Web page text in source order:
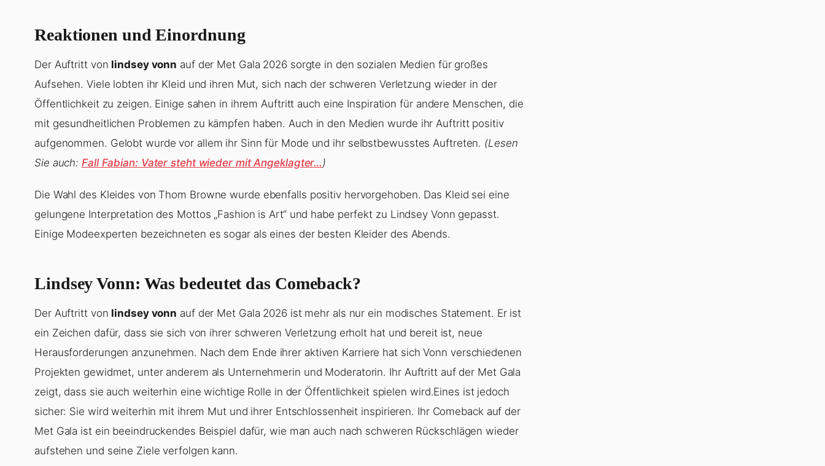
Reaktionen und Einordnung
Der Auftritt von lindsey vonn auf der Met Gala 2026 sorgte in den sozialen Medien für großes
Aufsehen. Viele lobten ihr Kleid und ihren Mut, sich nach der schweren Verletzung wieder in der
Öffentlichkeit zu zeigen. Einige sahen in ihrem Auftritt auch eine Inspiration für andere Menschen, die
mit gesundheitlichen Problemen zu kämpfen haben. Auch in den Medien wurde ihr Auftritt positiv
aufgenommen. Gelobt wurde vor allem ihr Sinn für Mode und ihr selbstbewusstes Auftreten. (Lesen
Sie auch:Fall Fabian: Vater steht wieder mit Angeklagter… )
Die Wahl des Kleides von Thom Browne wurde ebenfalls positiv hervorgehoben. Das Kleid sei eine
gelungene Interpretation des Mottos „Fashion is Art“ und habe perfekt zu Lindsey Vonn gepasst.
Einige Modeexperten bezeichneten es sogar als eines der besten Kleider des Abends.
Lindsey Vonn: Was bedeutet das Comeback?
Der Auftritt von lindsey vonn auf der Met Gala 2026 ist mehr als nur ein modisches Statement. Er ist
ein Zeichen dafür, dass sie sich von ihrer schweren Verletzung erholt hat und bereit ist, neue
Herausforderungen anzunehmen. Nach dem Ende ihrer aktiven Karriere hat sich Vonn verschiedenen
Projekten gewidmet, unter anderem als Unternehmerin und Moderatorin. Ihr Auftritt auf der Met Gala
zeigt, dass sie auch weiterhin eine wichtige Rolle in der Öffentlichkeit spielen wird.Eines ist jedoch
sicher: Sie wird weiterhin mit ihrem Mut und ihrer Entschlossenheit inspirieren. Ihr Comeback auf der
Met Gala ist ein beeindruckendes Beispiel dafür, wie man auch nach schweren Rückschlägen wieder
aufstehen und seine Ziele verfolgen kann.